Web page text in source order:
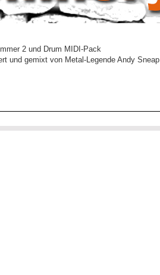
2 und Drum MIDI-Pack
und gemixt von Metal-Legende Andy Sneap